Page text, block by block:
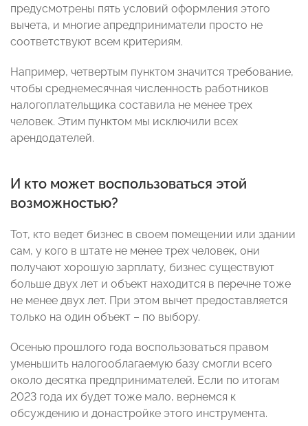
предусмотрены пять условий оформления этого
вычета, и многие апредприниматели просто не
соответствуют всем критериям.
Например, четвертым пунктом значится требование,
чтобы среднемесячная численность работников
налогоплательщика составила не менее трех
человек. Этим пунктом мы исключили всех
арендодателей.
И кто может воспользоваться этой
возможностью?
Тот, кто ведет бизнес в своем помещении или здании
сам, у кого в штате не менее трех человек, они
получают хорошую зарплату, бизнес существуют
больше двух лет и объект находится в перечне тоже
не менее двух лет. При этом вычет предоставляется
только на один объект – по выбору.
Осенью прошлого года воспользоваться правом
уменьшить налогооблагаемую базу смогли всего
около десятка предпринимателей. Если по итогам
2023 года их будет тоже мало, вернемся к
обсуждению и донастройке этого инструмента.